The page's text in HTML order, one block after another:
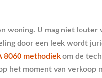
woning. U mag niet
door een leek wordt
8060 methodiek om de
het moment van